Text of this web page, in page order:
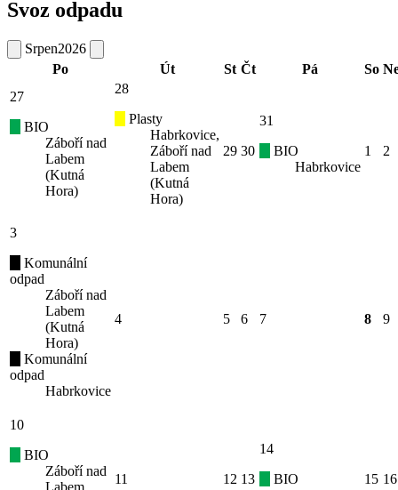
Svoz odpadu
Srpen2026
Po
Út St Čt Pá So
27
BIO
Záboří nad
Labem
(Kutná
Hora)
28
Plasty
Habrkovice,
Záboří nad
Labem
(Kutná
Hora)
29 30
31
BIO
Habrkovice
1 2
3
Komunální
odpad
Záboří nad
Labem
(Kutná
Hora)
Komunální
odpad
Habrkovice
4 5 6 7 8 9
10
BIO
Záboří nad
11 12 13
14
BIO
15 16